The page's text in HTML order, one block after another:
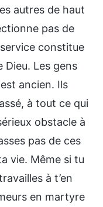
autres de haut
pas de
constitue
Dieu. Les gens
ancien. Ils
à tout ce qui
obstacle à
pas de ces
vie. Même si tu
à t’en
en martyre